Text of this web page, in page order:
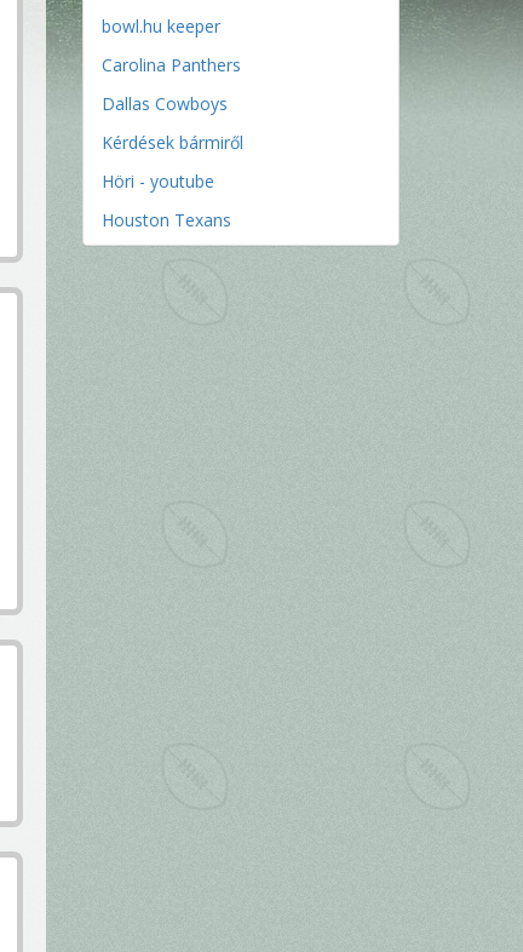
bowl.hu keeper
Carolina Panthers
Dallas Cowboys
Kérdések bármiről
Höri - youtube
Houston Texans